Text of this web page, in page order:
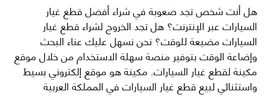
هل أنت شخص تجد صعوبة في شراء أفضل قطع غيار
السيارات عبر الإنترنت؟ هل تجد الخروج لشراء قطع غيار
السيارات مضيعة للوقت؟ نحن نسهل عليك عناء البحث
وإضاعة الوقت بتوفير منصة سهلة الاستخدام من خلال موقع
مكينة لقطع غيار السيارات. مكينة هو موقع إلكتروني بسيط
واستثنائي لبيع قطع غيار السيارات في المملكة العربية